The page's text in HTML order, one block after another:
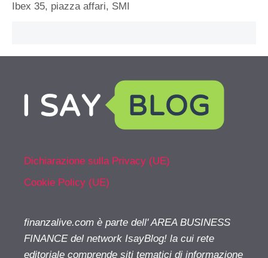
Ibex 35, piazza affari, SMI
Dichiarazione sulla Privacy (UE)
Cookie Policy (UE)
finanzalive.com è parte dell' AREA BUSINESS
FINANCE del network IsayBlog! la cui rete
editoriale comprende siti tematici di informazione